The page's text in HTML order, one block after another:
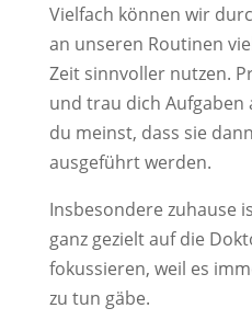
Vielfach können wir
an unseren Routinen
Zeit sinnvoller nutzen.
und trau dich Aufgaben
du meinst, dass sie
ausgeführt werden.
Insbesondere zuhause
ganz gezielt auf die
fokussieren, weil es
zu tun gäbe.